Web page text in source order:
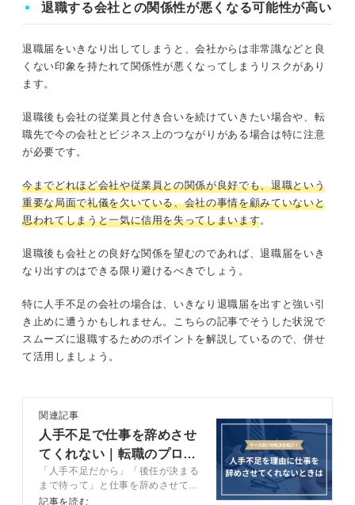
退職する会社との関係性が悪くなる可能性が高い
退職届をいきなり出してしまうと、会社からは非常識などと良
くない印象を持たれて関係性が悪くなってしまうリスクがあり
ます。
退職後も会社の従業員と付き合いを続けていきたい場合や、転
職先で今の会社とビジネス上のつながりがある場合は特に注意
が必要です。
今までどれほど会社や従業員との関係が良好でも、退職という
重要な局面で礼儀を欠いている、会社の事情を顧みていないと
思われてしまうと一気に信用を失ってしまいます。
退職後も会社との良好な関係を望むのであれば、退職届をいき
なり出すのはできる限り避けるべきでしょう。
特に人手不足の会社の場合は、いきなり退職届を出すと強い引
き止めに遭うかもしれません。こちらの記事でそうした状況で
スムーズに退職するためのポイントを解説しているので、併せ
て活用しましょう。
関連記事
人手不足で仕事を辞めさせ
てくれない｜転職のプロに
聞く穏便な辞め方
「人手不足だから」「後任が決まる
まで待って」と仕事を辞めさせてく
れない会社をスムーズに退職する方
記事を読む